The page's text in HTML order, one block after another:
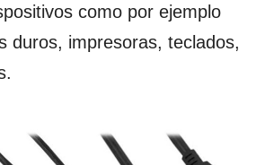
como por ejemplo
duros, impresoras, teclados,